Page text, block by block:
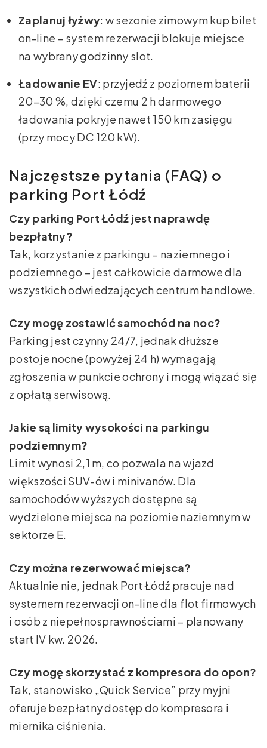
Zaplanuj łyżwy: w sezonie zimowym kup bilet
on-line – system rezerwacji blokuje miejsce
na wybrany godzinny slot.
Ładowanie EV: przyjedź z poziomem baterii
20–30 %, dzięki czemu 2 h darmowego
ładowania pokryje nawet 150 km zasięgu
(przy mocy DC 120 kW).
Najczęstsze pytania (FAQ) o
parking Port Łódź
Czy parking Port Łódź jest naprawdę
bezpłatny?
Tak, korzystanie z parkingu – naziemnego i
podziemnego – jest całkowicie darmowe dla
wszystkich odwiedzających centrum handlowe.
Czy mogę zostawić samochód na noc?
Parking jest czynny 24/7, jednak dłuższe
postoje nocne (powyżej 24 h) wymagają
zgłoszenia w punkcie ochrony i mogą wiązać się
z opłatą serwisową.
Jakie są limity wysokości na parkingu
podziemnym?
Limit wynosi 2,1 m, co pozwala na wjazd
większości SUV-ów i minivanów. Dla
samochodów wyższych dostępne są
wydzielone miejsca na poziomie naziemnym w
sektorze E.
Czy można rezerwować miejsca?
Aktualnie nie, jednak Port Łódź pracuje nad
systemem rezerwacji on-line dla flot firmowych
i osób z niepełnosprawnościami – planowany
start IV kw. 2026.
Czy mogę skorzystać z kompresora do opon?
Tak, stanowisko „Quick Service” przy myjni
oferuje bezpłatny dostęp do kompresora i
miernika ciśnienia.